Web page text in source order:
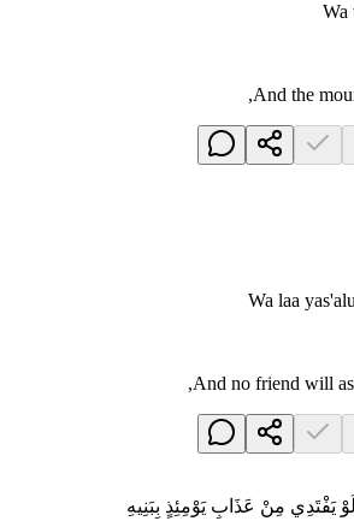
Wa
And the
Wa laa
And no friend will
يَفْتَدِي مِنْ عَذَابِ يَوْمِئِذٍ بِبَنِيهِ